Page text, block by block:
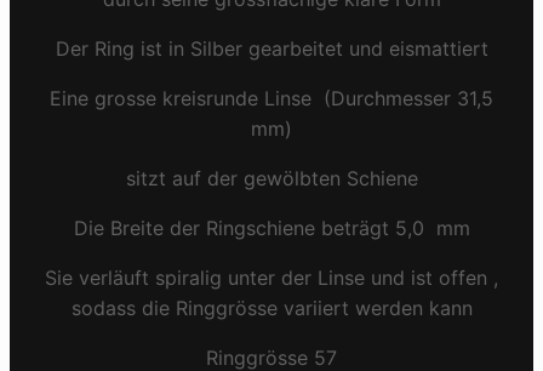
Der Ring ist in Silber gearbeitet und eismattiert
Eine grosse kreisrunde Linse (Durchmesser 31,5
mm)
sitzt auf der gewölbten Schiene
Die Breite der Ringschiene beträgt 5,0 mm
Sie verläuft spiralig unter der Linse und ist offen ,
sodass die Ringgrösse variiert werden kann
Ringgrösse 57